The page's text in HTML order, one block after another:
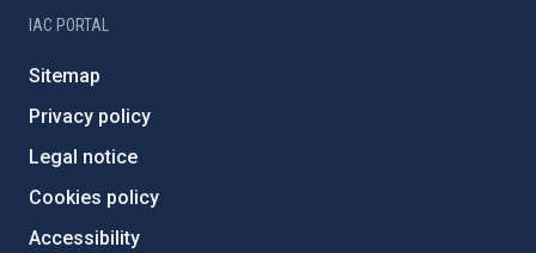
IAC PORTAL
Sitemap
Privacy policy
Legal notice
Cookies policy
Accessibility